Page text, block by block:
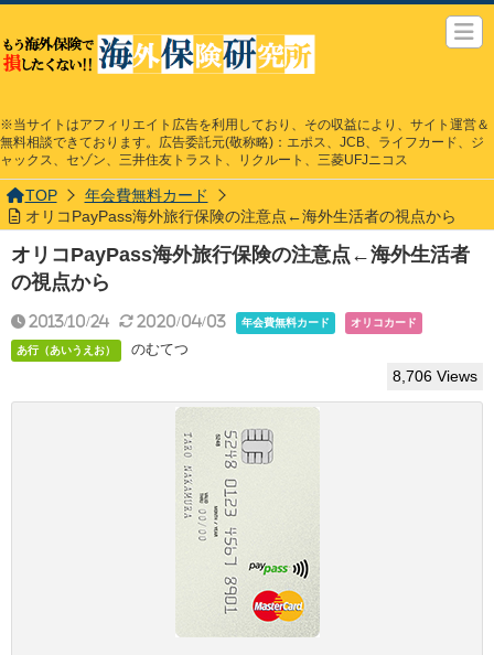
※当サイトはアフィリエイト広告を利用しており、その収益により、サイト運営＆
無料相談できております。広告委託元(敬称略)：エポス、JCB、ライフカード、ジ
ャックス、セゾン、三井住友トラスト、リクルート、三菱UFJニコス
TOP
年会費無料カード
オリコPayPass海外旅行保険の注意点←海外生活者の視点から
オリコPayPass海外旅行保険の注意点←海外生活者
の視点から
2013/10/24 2020/04/03 年会費無料カード オリコカード
あ行（あいうえお） のむてつ
8,706 Views